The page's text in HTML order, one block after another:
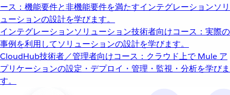
ース：機能要件と非機能要件を満たすインテグレーションソリ
ューションの設計を学びます。
インテグレーションソリューション技術者向けコース：実際の
事例を利用してソリューションの設計を学びます。
CloudHub技術者／管理者向けコース：クラウド上で Mule ア
プリケーションの設定・デプロイ・管理・監視・分析を学びま
す。